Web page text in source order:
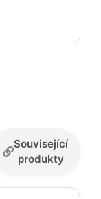
Související
produkty